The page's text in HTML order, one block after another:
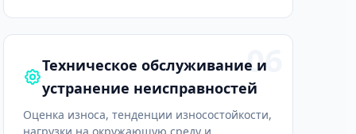
06
Техническое обслуживание и
устранение неисправностей
Оценка износа, тенденции износостойкости,